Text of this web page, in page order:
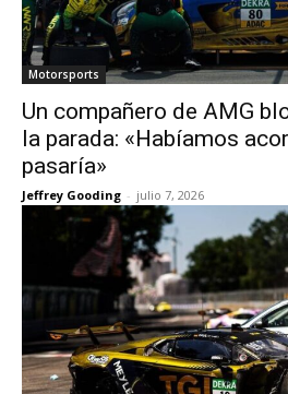
Motorsports
Un compañero de AMG
la parada: «Habíamos
pasaría»
Jeffrey Gooding - julio 7, 2026